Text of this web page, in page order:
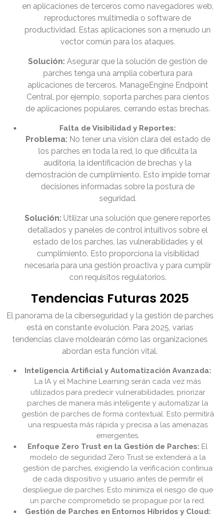
en aplicaciones de terceros como navegadores web,
reproductores multimedia o software de
productividad. Estas aplicaciones son a menudo un
vector común para los ataques.
Solución: Asegurar que la solución de gestión de
parches tenga una amplia cobertura para
aplicaciones de terceros. ManageEngine Endpoint
Central, por ejemplo, soporta parches para cientos
de aplicaciones populares, cerrando estas brechas.
Falta de Visibilidad y Reportes:
Problema: No tener una visión clara del estado de
los parches en toda la red, lo que dificulta la
auditoría, la identificación de brechas y la
demostración de cumplimiento. Esto impide tomar
decisiones informadas sobre la postura de
seguridad.
Solución: Utilizar una solución que genere reportes
detallados y paneles de control intuitivos sobre el
estado de los parches, las vulnerabilidades y el
cumplimiento. Esto proporciona la visibilidad
necesaria para una gestión proactiva y para cumplir
con requisitos regulatorios.
Tendencias Futuras 2025
El panorama de la ciberseguridad y la gestión de parches
está en constante evolución. Para 2025, varias
tendencias clave moldearán cómo las organizaciones
abordan esta función vital.
Inteligencia Artificial y Automatización Avanzada:
La IA y el Machine Learning serán cada vez más
utilizados para predecir vulnerabilidades, priorizar
parches de manera más inteligente y automatizar la
gestión de parches de forma contextual. Esto permitirá
una respuesta más rápida y precisa a las amenazas
emergentes.
Enfoque Zero Trust en la Gestión de Parches: El
modelo de seguridad Zero Trust se extenderá a la
gestión de parches, exigiendo la verificación continua
de cada dispositivo y usuario antes de permitir el
despliegue de parches. Esto minimiza el riesgo de que
un parche comprometido se propague por la red.
Gestión de Parches en Entornos Híbridos y Cloud: